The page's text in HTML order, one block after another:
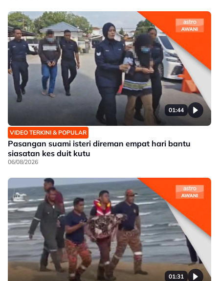
01:44
VIDEO TERKINI & POPULAR
Pasangan suami isteri direman empat hari bantu
siasatan kes duit kutu
06/08/2026
01:31